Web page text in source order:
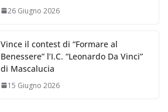
26 Giugno 2026
Vince il contest di “Formare al
Benessere” l’I.C. “Leonardo Da Vinci”
di Mascalucia
15 Giugno 2026